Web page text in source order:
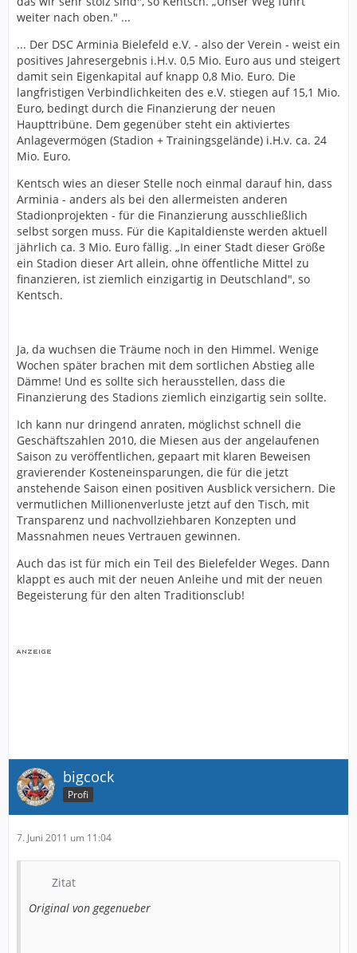
weiter nach oben." ...
... Der DSC Arminia Bielefeld e.V. - also der Verein - weist ein
positives Jahresergebnis i.H.v. 0,5 Mio. Euro aus und steigert
damit sein Eigenkapital auf knapp 0,8 Mio. Euro. Die
langfristigen Verbindlichkeiten des e.V. stiegen auf 15,1 Mio.
Euro, bedingt durch die Finanzierung der neuen
Haupttribüne. Dem gegenüber steht ein aktiviertes
Anlagevermögen (Stadion + Trainingsgelände) i.H.v. ca. 24
Mio. Euro.
Kentsch wies an dieser Stelle noch einmal darauf hin, dass
Arminia - anders als bei den allermeisten anderen
Stadionprojekten - für die Finanzierung ausschließlich
selbst sorgen muss. Für die Kapitaldienste werden aktuell
jährlich ca. 3 Mio. Euro fällig. „In einer Stadt dieser Größe
ein Stadion dieser Art allein, ohne öffentliche Mittel zu
finanzieren, ist ziemlich einzigartig in Deutschland", so
Kentsch.
Ja, da wuchsen die Träume noch in den Himmel. Wenige
Wochen später brachen mit dem sortlichen Abstieg alle
Dämme! Und es sollte sich herausstellen, dass die
Finanzierung des Stadions ziemlich einzigartig sein sollte.
Ich kann nur dringend anraten, möglichst schnell die
Geschäftszahlen 2010, die Miesen aus der angelaufenen
Saison zu veröffentlichen, gepaart mit klaren Beweisen
gravierender Kosteneinsparungen, die für die jetzt
anstehende Saison einen positiven Ausblick versichern. Die
vermutlichen Millionenverluste jetzt auf den Tisch, mit
Transparenz und nachvollziehbaren Konzepten und
Massnahmen neues Vertrauen gewinnen.
Auch das ist für mich ein Teil des Bielefelder Weges. Dann
klappt es auch mit der neuen Anleihe und mit der neuen
Begeisterung für den alten Traditionsclub!
bigcock
Profi
7. Juni 2011 um 11:04
Zitat
Original von gegenueber